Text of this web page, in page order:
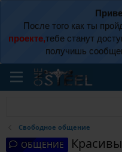
После того как ты
проекте,тебе станут
получишь
Свободное общение
ОБЩЕНИЕ